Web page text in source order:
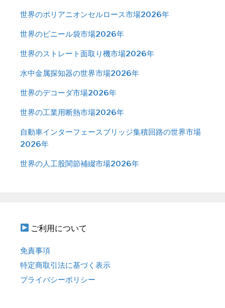
世界のポリアニオンセルロース市場2026年
世界のビニール袋市場2026年
世界のストレート面取り機市場2026年
水中金属探知器の世界市場2026年
世界のデコーダ市場2026年
世界の工業用断熱市場2026年
自動車インターフェースブリッジ集積回路の世界市場
2026年
世界の人工股関節補綴市場2026年
ご利用について
免責事項
特定商取引法に基づく表示
プライバシーポリシー